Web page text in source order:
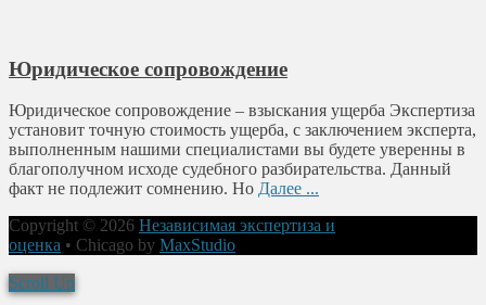
Юридическое сопровождение
Юридическое сопровождение – взыскания ущерба Экспертиза
установит точную стоимость ущерба, с заключением эксперта,
выполненным нашими специалистами вы будете уверенны в
благополучном исходе судебного разбирательства. Данный
факт не подлежит сомнению. Но Далее ...
Copyright © 2026 Независимая экспертиза и
оценка • Chicago by MaxStudio
Scroll Up